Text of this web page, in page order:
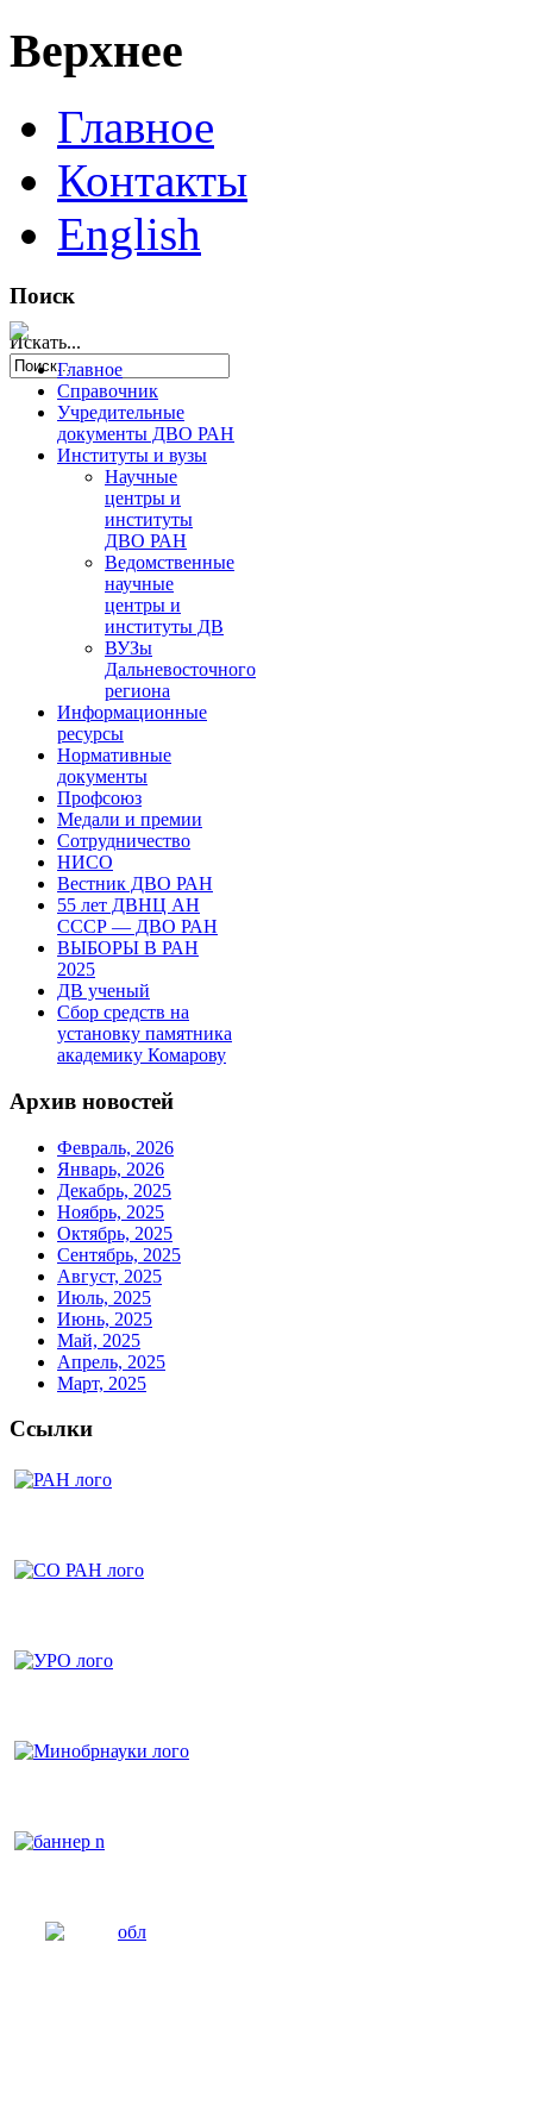
Верхнее
Главное
Контакты
English
Поиск
Искать...
Главное
Справочник
Учредительные
документы ДВО РАН
Институты и вузы
Научные
центры и
институты
ДВО РАН
Ведомственные
научные
центры и
институты ДВ
ВУЗы
Дальневосточного
региона
Информационные
ресурсы
Нормативные
документы
Профсоюз
Медали и премии
Сотрудничество
НИСО
Вестник ДВО РАН
55 лет ДВНЦ АН
СССР — ДВО РАН
ВЫБОРЫ В РАН
2025
ДВ ученый
Сбор средств на
установку памятника
академику Комарову
Архив новостей
Февраль, 2026
Январь, 2026
Декабрь, 2025
Ноябрь, 2025
Октябрь, 2025
Сентябрь, 2025
Август, 2025
Июль, 2025
Июнь, 2025
Май, 2025
Апрель, 2025
Март, 2025
Ссылки